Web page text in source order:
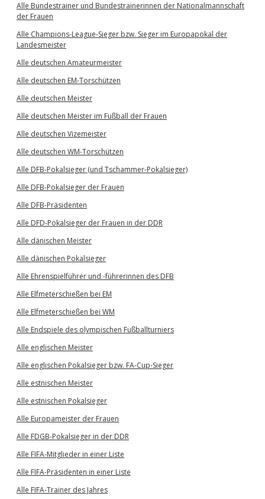
Alle Bundestrainer und Bundestrainerinnen der Nationalmannschaft
der Frauen
Alle Champions-League-Sieger bzw. Sieger im Europapokal der
Landesmeister
Alle deutschen Amateurmeister
Alle deutschen EM-Torschützen
Alle deutschen Meister
Alle deutschen Meister im Fußball der Frauen
Alle deutschen Vizemeister
Alle deutschen WM-Torschützen
Alle DFB-Pokalsieger (und Tschammer-Pokalsieger)
Alle DFB-Pokalsieger der Frauen
Alle DFB-Präsidenten
Alle DFD-Pokalsieger der Frauen in der DDR
Alle dänischen Meister
Alle dänischen Pokalsieger
Alle Ehrenspielführer und -führerinnen des DFB
Alle Elfmeterschießen bei EM
Alle Elfmeterschießen bei WM
Alle Endspiele des olympischen Fußballturniers
Alle englischen Meister
Alle englischen Pokalsieger bzw. FA-Cup-Sieger
Alle estnischen Meister
Alle estnischen Pokalsieger
Alle Europameister der Frauen
Alle FDGB-Pokalsieger in der DDR
Alle FIFA-Mitglieder in einer Liste
Alle FIFA-Präsidenten in einer Liste
Alle FIFA-Trainer des Jahres